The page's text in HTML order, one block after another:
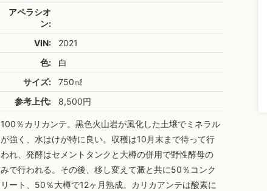
アペラシオ
ン:
VIN:
2021
色:
白
サイズ:
750㎖
参考上代:
8,500円
100％カリカンテ。黒色火山岩が風化した土壌でミネラル
が強く、水はけが特に良い。収穫は10月末まで待って行
われ、発酵はセメントタンクと大樽の併用で野性酵母の
みで行われる。その後、移し変えて澱と共に50％コンク
リート、50％大樽で12ヶ月熟成。カリカアンテは酸素に